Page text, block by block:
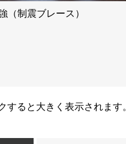
（制震ブレース）
すると大きく表示されます。